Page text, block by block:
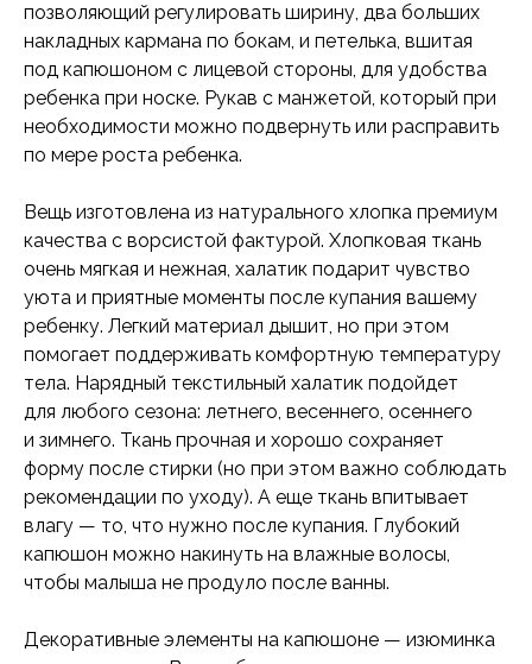
позволяющий регулировать ширину, два больших
накладных кармана по бокам, и петелька, вшитая
под капюшоном с лицевой стороны, для удобства
ребенка при носке. Рукав с манжетой, который при
необходимости можно подвернуть или расправить
по мере роста ребенка.
Вещь изготовлена из натурального хлопка премиум
качества с ворсистой фактурой. Хлопковая ткань
очень мягкая и нежная, халатик подарит чувство
уюта и приятные моменты после купания вашему
ребенку. Легкий материал дышит, но при этом
помогает поддерживать комфортную температуру
тела. Нарядный текстильный халатик подойдет
для любого сезона: летнего, весеннего, осеннего
и зимнего. Ткань прочная и хорошо сохраняет
форму после стирки (но при этом важно соблюдать
рекомендации по уходу). А еще ткань впитывает
влагу — то, что нужно после купания. Глубокий
капюшон можно накинуть на влажные волосы,
чтобы малыша не продуло после ванны.
Декоративные элементы на капюшоне — изюминка